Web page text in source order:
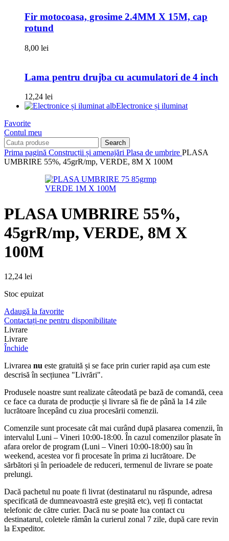
Fir motocoasa, grosime 2.4MM X 15M, cap
rotund
8,00 lei
Lama pentru drujba cu acumulatori de 4 inch
12,24 lei
Electronice și iluminat
Favorite
Contul meu
Search
Prima pagină Construcții și amenajări Plasa de umbrire PLASA
UMBRIRE 55%, 45grR/mp, VERDE, 8M X 100M
PLASA UMBRIRE 55%,
45grR/mp, VERDE, 8M X
100M
12,24 lei
Stoc epuizat
Adaugă la favorite
Contactați-ne pentru disponibilitate
Livrare
Livrare
Închide
Livrarea nu este gratuită și se face prin curier rapid așa cum este
descrisă în secțiunea "Livrări".
Produsele noastre sunt realizate câteodată pe bază de comandă, ceea
ce face ca durata de producție și livrare să fie de până la 14 zile
lucrătoare începând cu ziua procesării comenzii.
Comenzile sunt procesate cât mai curând după plasarea comenzii, în
intervalul Luni – Vineri 10:00-18:00. În cazul comenzilor plasate în
afara orelor de program (Luni – Vineri 10:00-18:00) sau în
weekend, acestea vor fi procesate în prima zi lucrătoare. De
sărbători și în perioadele de reduceri, termenul de livrare se poate
prelungi.
Dacă pachetul nu poate fi livrat (destinatarul nu răspunde, adresa
specificată de dumneavoastră este greșită etc), veți fi contactat
telefonic de către curier. Dacă nu se poate lua contact cu
destinatarul, coletele rămân la curierul zonal 7 zile, după care revin
la Expeditor.